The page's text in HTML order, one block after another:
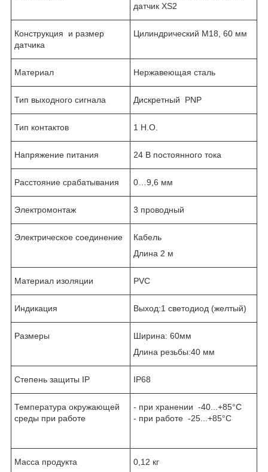
датчик XS2
Конструкция и размер
датчика
Цилиндрический М18, 60 мм
Материал Нержавеющая сталь
Тип выходного сигнала Дискретный PNP
Тип контактов 1 Н.О.
Напряжение питания 24 В постоянного тока
Расстояние срабатывания 0…9,6 мм
Электромонтаж 3 проводный
Электрическое соединение
Кабель
Длина 2 м
Материал изоляции PVC
Индикация Выход:1 светодиод (желтый)
Размеры
Ширина: 60мм
Длина резьбы:40 мм
Степень защиты IP IP68
Температура окружающей
среды при работе
- при хранении -40...+85°C
- при работе -25...+85°C
Масса продукта 0,12 кг